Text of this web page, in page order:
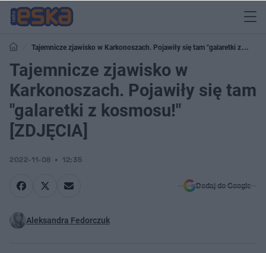
Tajemnicze zjawisko w Karkonoszach. Pojawiły się tam "galaretki z
kosmosu!" [ZDJĘCIA]
Tajemnicze zjawisko w
Karkonoszach. Pojawiły się tam
"galaretki z kosmosu!"
[ZDJĘCIA]
2022-11-08 12:35
Dodaj do Google
Aleksandra Fedorczuk